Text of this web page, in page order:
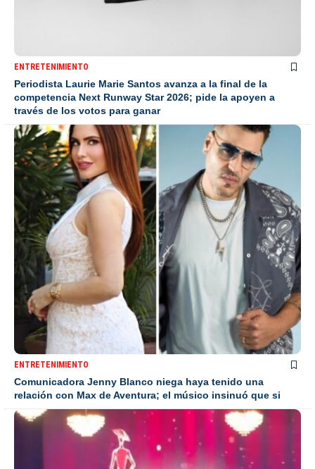
ENTRETENIMIENTO
Periodista Laurie Marie Santos avanza a la final de la
competencia Next Runway Star 2026; pide la apoyen a
través de los votos para ganar
ENTRETENIMIENTO
Comunicadora Jenny Blanco niega haya tenido una
relación con Max de Aventura; el músico insinuó que si